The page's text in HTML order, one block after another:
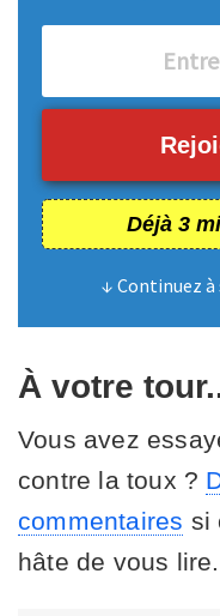
Déjà 3
↓ Continuez
À votre
Vous avez
contre la toux ?
commentaires si
hâte de vous lire.